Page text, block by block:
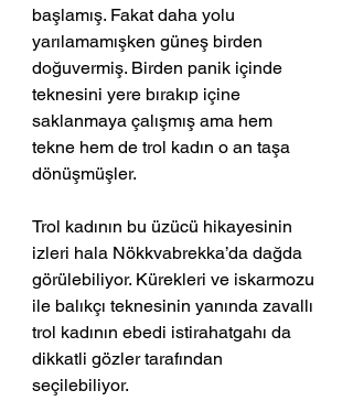
başlamış. Fakat daha yolu
yarılamamışken güneş birden
doğuvermiş. Birden panik içinde
teknesini yere bırakıp içine
saklanmaya çalışmış ama hem
tekne hem de trol kadın o an taşa
dönüşmüşler.
Trol kadının bu üzücü hikayesinin
izleri hala Nökkvabrekka’da dağda
görülebiliyor. Kürekleri ve iskarmozu
ile balıkçı teknesinin yanında zavallı
trol kadının ebedi istirahatgahı da
dikkatli gözler tarafından
seçilebiliyor.